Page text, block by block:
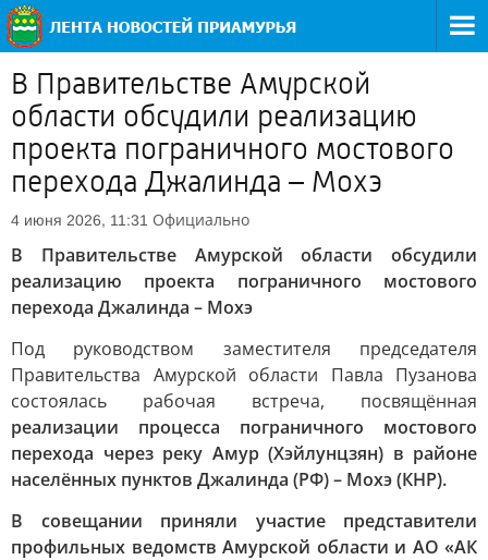
В Правительстве Амурской
области обсудили реализацию
проекта пограничного мостового
перехода Джалинда – Мохэ
4 июня 2026, 11:31 Официально
В Правительстве Амурской области обсудили
реализацию проекта пограничного мостового
перехода Джалинда – Мохэ
Под руководством заместителя председателя
Правительства Амурской области Павла Пузанова
состоялась рабочая встреча, посвящённая
реализации процесса пограничного мостового
перехода через реку Амур (Хэйлунцзян) в районе
населённых пунктов Джалинда (РФ) – Мохэ (КНР).
В совещании приняли участие представители
профильных ведомств Амурской области и АО «АК